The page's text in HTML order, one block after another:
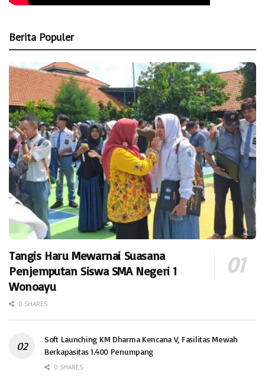
Berita Populer
Tangis Haru Mewarnai Suasana
Penjemputan Siswa SMA Negeri 1
Wonoayu
0 SHARES
Soft Launching KM Dharma Kencana V, Fasilitas Mewah
Berkapasitas 1.400 Penumpang
0 SHARES